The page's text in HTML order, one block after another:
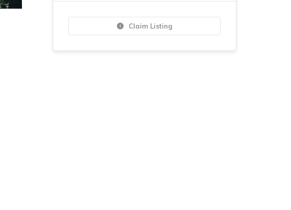
Claim Listing